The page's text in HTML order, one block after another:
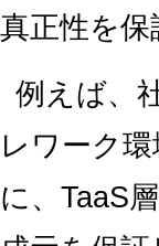
真正性を
例えば、
レワーク
に、TaaS